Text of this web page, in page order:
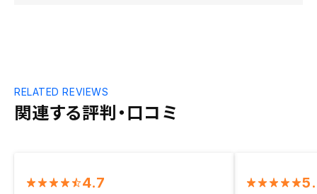
関連する評判・口コミ
RELATED REVIEWS
4.7